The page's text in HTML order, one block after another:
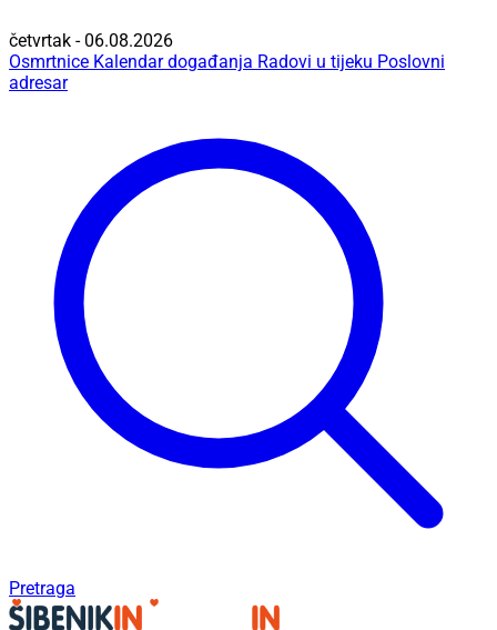
četvrtak - 06.08.2026
Osmrtnice Kalendar događanja Radovi u tijeku Poslovni
adresar
Pretraga